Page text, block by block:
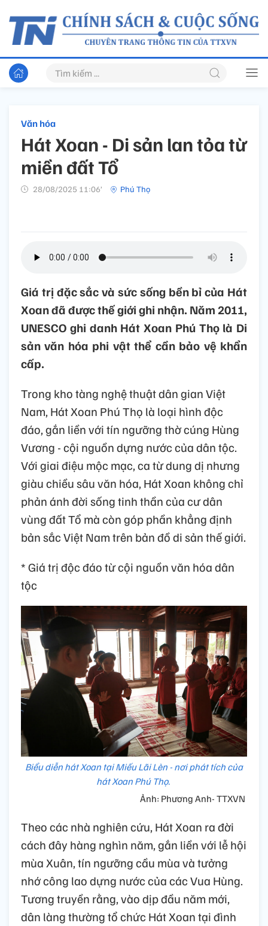
Văn hóa
Hát Xoan - Di sản lan tỏa từ
miền đất Tổ
28/08/2025 11:06’ Phú Thọ
Giá trị đặc sắc và sức sống bền bỉ của Hát
Xoan đã được thế giới ghi nhận. Năm 2011,
UNESCO ghi danh Hát Xoan Phú Thọ là Di
sản văn hóa phi vật thể cần bảo vệ khẩn
cấp.
Trong kho tàng nghệ thuật dân gian Việt
Nam, Hát Xoan Phú Thọ là loại hình độc
đáo, gắn liền với tín ngưỡng thờ cúng Hùng
Vương - cội nguồn dựng nước của dân tộc.
Với giai điệu mộc mạc, ca từ dung dị nhưng
giàu chiều sâu văn hóa, Hát Xoan không chỉ
phản ánh đời sống tinh thần của cư dân
vùng đất Tổ mà còn góp phần khẳng định
bản sắc Việt Nam trên bản đồ di sản thế giới.
* Giá trị độc đáo từ cội nguồn văn hóa dân
tộc
Biểu diễn hát Xoan tại Miếu Lãi Lèn - nơi phát tích của
hát Xoan Phú Thọ.
Ảnh: Phương Anh- TTXVN
Theo các nhà nghiên cứu, Hát Xoan ra đời
cách đây hàng nghìn năm, gắn liền với lễ hội
mùa Xuân, tín ngưỡng cầu mùa và tưởng
nhớ công lao dựng nước của các Vua Hùng.
Tương truyền rằng, vào dịp đầu năm mới,
dân làng thường tổ chức Hát Xoan tại đình